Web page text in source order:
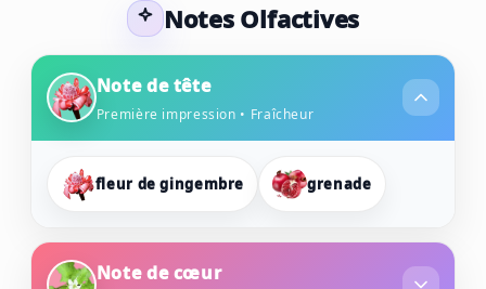
Notes Olfactives
Note de tête
Première impression • Fraîcheur
fleur de gingembre grenade
Note de cœur